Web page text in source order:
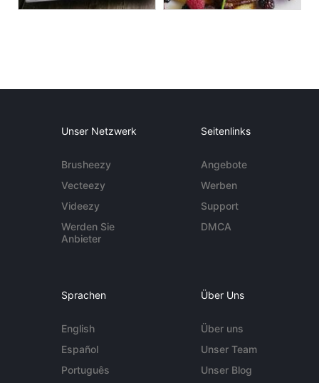
Unser Netzwerk
Brusheezy
Vecteezy
Videezy
Werden Sie
Anbieter
Seitenlinks
Angebote
Werben
Support
DMCA
Sprachen
English
Español
Português
Über Uns
Über uns
Unser Team
Unser Blog